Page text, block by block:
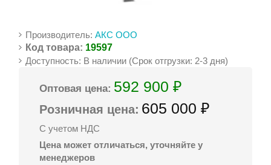
Производитель:АКС ООО
Код товара: 19597
Доступность: В наличии (Срок отгрузки: 2-3 дня)
Оптовая цена: 592 900 ₽
Розничная цена: 605 000 ₽
С учетом НДС
Цена может отличаться, уточняйте у
менеджеров